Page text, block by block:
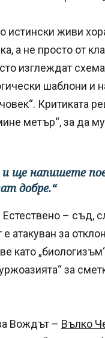
истински живи
а не просто от
изглеждат
шаблони и
Критиката
метър“, за да
ще напишете
добре.“
Естествено – съд,
атакуван за
като
за
Вождът – Вълко